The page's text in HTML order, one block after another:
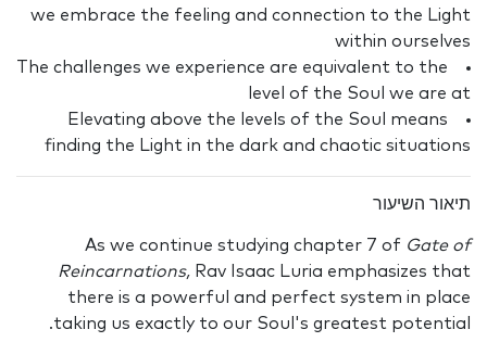
we embrace the feeling and connection to the Light
within ourselves
The challenges we experience are equivalent to the
level of the Soul we are at
Elevating above the levels of the Soul means
finding the Light in the dark and chaotic situations
תיאור השיעור
As we continue studying chapter 7 of Gate of
Reincarnations, Rav Isaac Luria emphasizes that
there is a powerful and perfect system in place
taking us exactly to our Soul's greatest potential.